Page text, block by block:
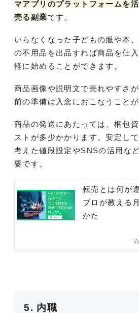
マアプリのプラットフォームを
売る副業です。
いらなくなった子どもの服や本
の不用品を出品すれば商品を仕
軽に始めることができます。
商品画像や説明文で売れやすさ
前の準備は入念におこなうことが
商品の発送にあたっては、梱包
ストが多少かかります。安定し
考えた値段設定やSNSの活用な
要です。
転売とは何が
プロが教える
かた
5. 内職